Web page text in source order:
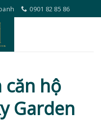
0901 82 85 86
căn hộ
Garden